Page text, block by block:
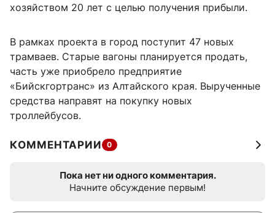
хозяйством 20 лет с целью получения прибыли.
В рамках проекта в город поступит 47 новых
трамваев. Старые вагоны планируется продать,
часть уже приобрело предприятие
«Бийскгортранс» из Алтайского края. Вырученные
средства направят на покупку новых
троллейбусов.
КОММЕНТАРИИ 0
Пока нет ни одного комментария.
Начните обсуждение первым!